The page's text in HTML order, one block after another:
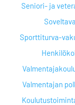
Seniori- ja
Sporttiturva-
Valmentajan